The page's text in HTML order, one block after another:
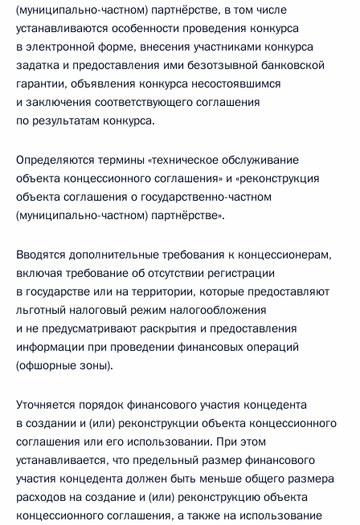
(муниципально-частном) партнёрстве, в том числе
устанавливаются особенности проведения конкурса
в электронной форме, внесения участниками конкурса
задатка и предоставления ими безотзывной банковской
гарантии, объявления конкурса несостоявшимся
и заключения соответствующего соглашения
по результатам конкурса.
Определяются термины «техническое обслуживание
объекта концессионного соглашения» и «реконструкция
объекта соглашения о государственно-частном
(муниципально-частном) партнёрстве».
Вводятся дополнительные требования к концессионерам,
включая требование об отсутствии регистрации
в государстве или на территории, которые предоставляют
льготный налоговый режим налогообложения
и не предусматривают раскрытия и предоставления
информации при проведении финансовых операций
(офшорные зоны).
Уточняется порядок финансового участия концедента
в создании и (или) реконструкции объекта концессионного
соглашения или его использовании. При этом
устанавливается, что предельный размер финансового
участия концедента должен быть меньше общего размера
расходов на создание и (или) реконструкцию объекта
концессионного соглашения, а также на использование